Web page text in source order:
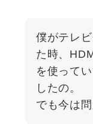
僕がテレ
た時、
を使って
したの。
でも今は